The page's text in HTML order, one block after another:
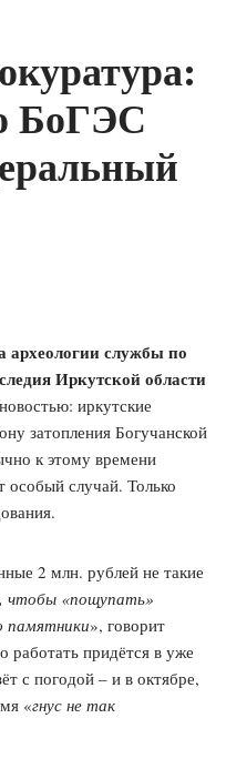
БоГЭС
археологии службы по
Иркутской области
иркутские
затопления Богучанской
к этому времени
особый случай. Только
2 млн. рублей не такие
чтобы «пощупать»
памятники», говорит
работать придётся в уже
с погодой – и в октябре,
«гнус не так